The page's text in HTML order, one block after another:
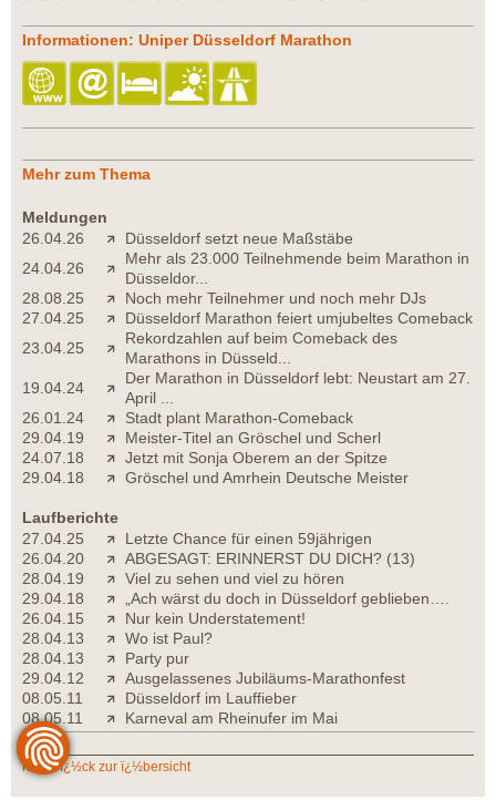
Informationen: Uniper Düsseldorf Marathon
Mehr zum Thema
Meldungen
26.04.26
Düsseldorf setzt neue Maßstäbe
24.04.26
Mehr als 23.000 Teilnehmende beim Marathon in
Düsseldor...
28.08.25
Noch mehr Teilnehmer und noch mehr DJs
27.04.25
Düsseldorf Marathon feiert umjubeltes Comeback
23.04.25
Rekordzahlen auf beim Comeback des
Marathons in Düsseld...
19.04.24
Der Marathon in Düsseldorf lebt: Neustart am 27.
April ...
26.01.24
Stadt plant Marathon-Comeback
29.04.19
Meister-Titel an Gröschel und Scherl
24.07.18
Jetzt mit Sonja Oberem an der Spitze
29.04.18
Gröschel und Amrhein Deutsche Meister
Laufberichte
27.04.25
Letzte Chance für einen 59jährigen
26.04.20
ABGESAGT: ERINNERST DU DICH? (13)
28.04.19
Viel zu sehen und viel zu hören
29.04.18
„Ach wärst du doch in Düsseldorf geblieben….
26.04.15
Nur kein Understatement!
28.04.13
Wo ist Paul?
28.04.13
Party pur
29.04.12
Ausgelassenes Jubiläums-Marathonfest
08.05.11
Düsseldorf im Lauffieber
08.05.11
Karneval am Rheinufer im Mai
zurï¿½ck zur ï¿½bersicht